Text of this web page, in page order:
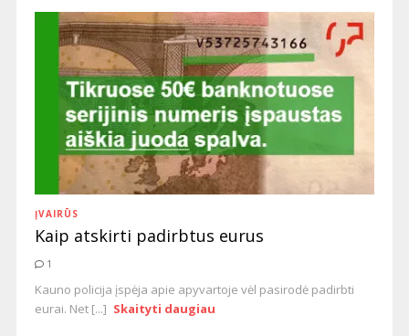
ĮVAIRŪS
Kaip atskirti padirbtus eurus
1
Kauno policija įspėja apie apyvartoje vėl pasirodė padirbti
eurai. Net [...] Skaityti daugiau